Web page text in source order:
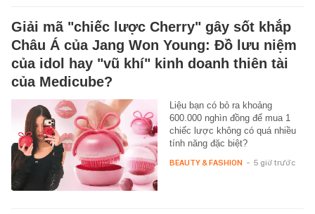
Giải mã "chiếc lược Cherry" gây sốt khắp
Châu Á của Jang Won Young: Đồ lưu niệm
của idol hay "vũ khí" kinh doanh thiên tài
của Medicube?
Liệu bạn có bỏ ra khoảng
600.000 nghìn đồng để mua 1
chiếc lược không có quá nhiều
tính năng đặc biệt?
BEAUTY & FASHION - 5 giờ trước